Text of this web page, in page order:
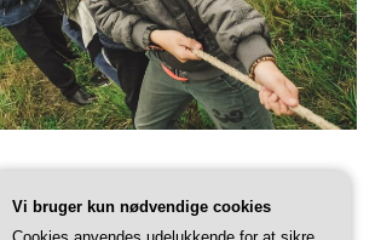
Vi bruger kun nødvendige cookies